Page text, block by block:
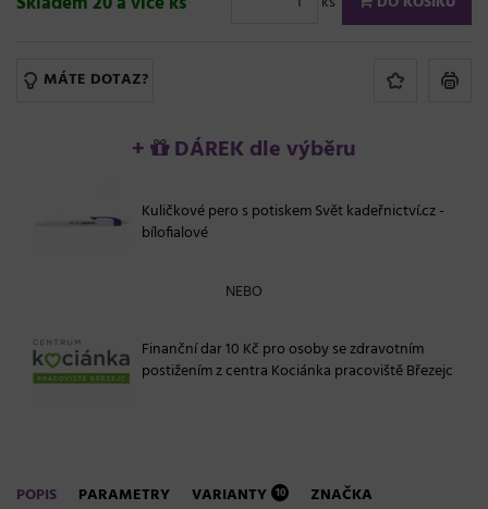
MÁTE DOTAZ?
+ DÁREK dle výběru
Kuličkové pero s potiskem Svět kadeřnictví.cz -
bílofialové
NEBO
Finanční dar 10 Kč pro osoby se zdravotním
postižením z centra Kociánka pracoviště Březejc
POPIS PARAMETRY VARIANTY 10 ZNAČKA